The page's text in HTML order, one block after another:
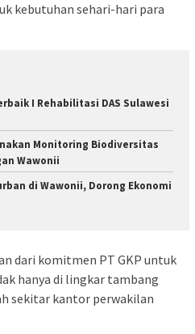
kebutuhan sehari-hari para
I Rehabilitasi DAS Sulawesi
Monitoring Biodiversitas
Wawonii
di Wawonii, Dorong Ekonomi
dari komitmen PT GKP untuk
hanya di lingkar tambang
sekitar kantor perwakilan